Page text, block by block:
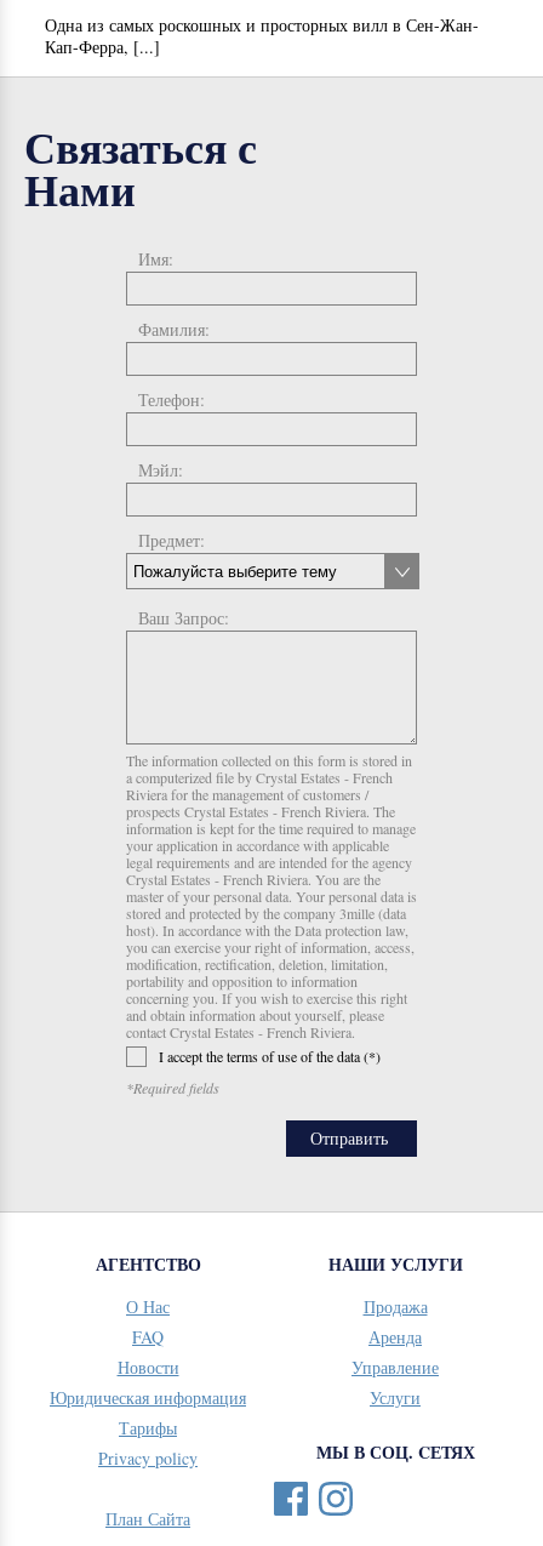
Одна из самых роскошных и просторных вилл в Сен-Жан-
Кап-Ферра, [...]
Связаться с
Нами
Имя:
Фамилия:
Телефон:
Мэйл:
Предмет:
Ваш Запрос:
The information collected on this form is stored in
a computerized file by Crystal Estates - French
Riviera for the management of customers /
prospects Crystal Estates - French Riviera. The
information is kept for the time required to manage
your application in accordance with applicable
legal requirements and are intended for the agency
Crystal Estates - French Riviera. You are the
master of your personal data. Your personal data is
stored and protected by the company 3mille (data
host). In accordance with the Data protection law,
you can exercise your right of information, access,
modification, rectification, deletion, limitation,
portability and opposition to information
concerning you. If you wish to exercise this right
and obtain information about yourself, please
contact Crystal Estates - French Riviera.
I accept the terms of use of the data (*)
*Required fields
АГЕНТСТВО
О Нас
FAQ
Новости
Юридическая информация
Тарифы
Privacy policy
План Сайта
НАШИ УСЛУГИ
Продажа
Аренда
Управление
Услуги
МЫ В СОЦ. CЕТЯХ